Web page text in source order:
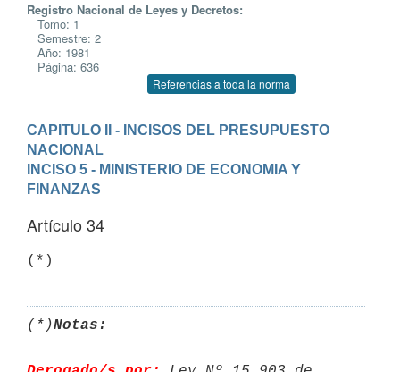
Registro Nacional de Leyes y Decretos:
Tomo: 1
Semestre: 2
Año: 1981
Página: 636
Referencias a toda la norma
CAPITULO II - INCISOS DEL PRESUPUESTO
NACIONAL
INCISO 5 - MINISTERIO DE ECONOMIA Y
FINANZAS
Artículo 34
(*)Notas: